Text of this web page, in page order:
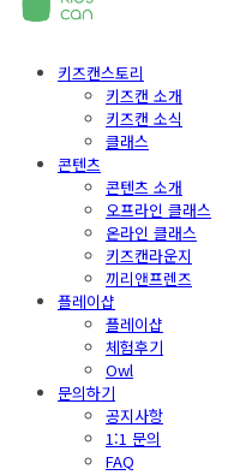
키즈캔스토리
키즈캔 소개
키즈캔 소식
클래스
콘텐츠
콘텐츠 소개
오프라인 클래스
온라인 클래스
키즈캔라운지
끼리앤프렌즈
플레이샵
플레이샵
체험후기
Owl
문의하기
공지사항
1:1 문의
FAQ